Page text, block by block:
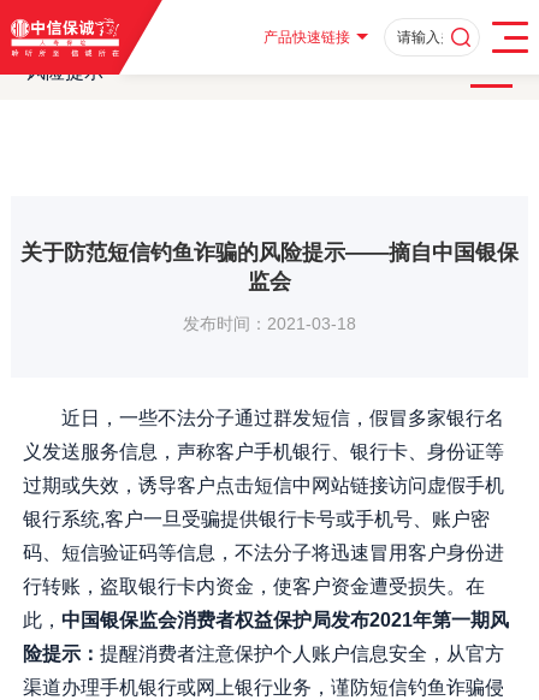
产品快速链接
风险提示 关于防范短信钓鱼诈骗的风险提示——摘自中国银保监会
风险提示
关于防范短信钓鱼诈骗的风险提示——摘自中国银保
监会
发布时间：2021-03-18
近日，一些不法分子通过群发短信，假冒多家银行名
义发送服务信息，声称客户手机银行、银行卡、身份证等
过期或失效，诱导客户点击短信中网站链接访问虚假手机
银行系统,客户一旦受骗提供银行卡号或手机号、账户密
码、短信验证码等信息，不法分子将迅速冒用客户身份进
行转账，盗取银行卡内资金，使客户资金遭受损失。在
此， 中国银保监会消费者权益保护局发布2021年第一期风
险提示： 提醒消费者注意保护个人账户信息安全，从官方
渠道办理手机银行或网上银行业务，谨防短信钓鱼诈骗侵